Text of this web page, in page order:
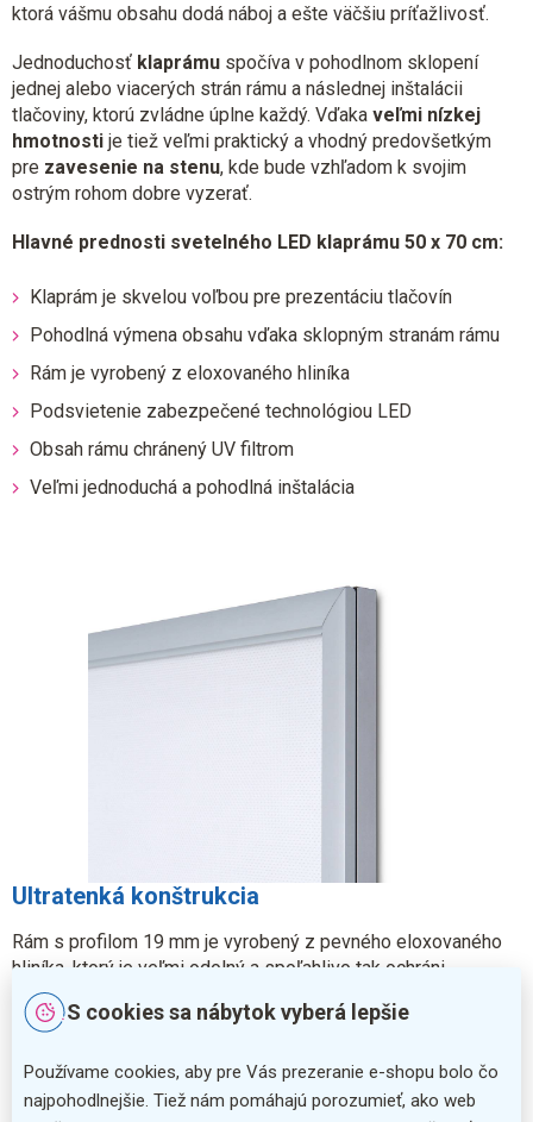
S cookies sa nábytok vyberá lepšie
Používame cookies, aby pre Vás prezeranie e-shopu bolo čo
najpohodlnejšie. Tiež nám pomáhajú porozumieť, ako web
ktorá vášmu obsahu dodá náboj a ešte väčšiu príťažlivosť.
Jednoduchosť klaprámu spočíva v pohodlnom sklopení
jednej alebo viacerých strán rámu a následnej inštalácii
tlačoviny, ktorú zvládne úplne každý. Vďaka veľmi nízkej
hmotnosti je tiež veľmi praktický a vhodný predovšetkým
pre zavesenie na stenu, kde bude vzhľadom k svojim
ostrým rohom dobre vyzerať.
Hlavné prednosti svetelného LED klaprámu 50 x 70 cm:
Klaprám je skvelou voľbou pre prezentáciu tlačovín
Pohodlná výmena obsahu vďaka sklopným stranám rámu
Rám je vyrobený z eloxovaného hliníka
Podsvietenie zabezpečené technológiou LED
Obsah rámu chránený UV filtrom
Veľmi jednoduchá a pohodlná inštalácia
Ultratenká konštrukcia
Rám s profilom 19 mm je vyrobený z pevného eloxovaného
hliníka, ktorý je veľmi odolný a spoľahlivo tak ochráni
prezentovaný obsah.